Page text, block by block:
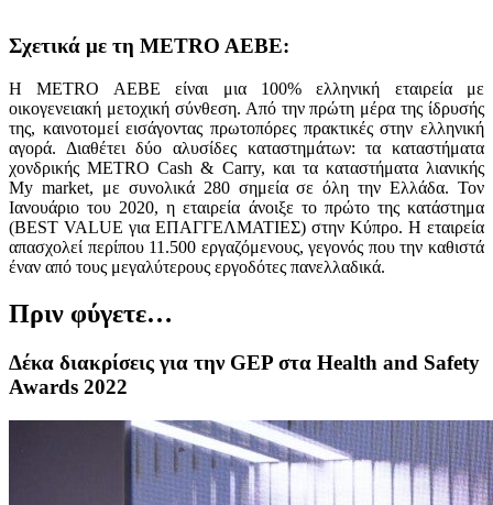
Σχετικά με τη METRO AEBE:
H METRO AEBE είναι μια 100% ελληνική εταιρεία με
οικογενειακή μετοχική σύνθεση. Από την πρώτη μέρα της ίδρυσής
της, καινοτομεί εισάγοντας πρωτοπόρες πρακτικές στην ελληνική
αγορά. Διαθέτει δύο αλυσίδες καταστημάτων: τα καταστήματα
χονδρικής METRO Cash & Carry, και τα καταστήματα λιανικής
My market, με συνολικά 280 σημεία σε όλη την Ελλάδα. Τον
Ιανουάριο του 2020, η εταιρεία άνοιξε το πρώτο της κατάστημα
(BEST VALUE για ΕΠΑΓΓΕΛΜΑΤΙΕΣ) στην Κύπρο. Η εταιρεία
απασχολεί περίπου 11.500 εργαζόμενους, γεγονός που την καθιστά
έναν από τους μεγαλύτερους εργοδότες πανελλαδικά.
Πριν φύγετε…
Δέκα διακρίσεις για την GEP στα Health and Safety
Awards 2022